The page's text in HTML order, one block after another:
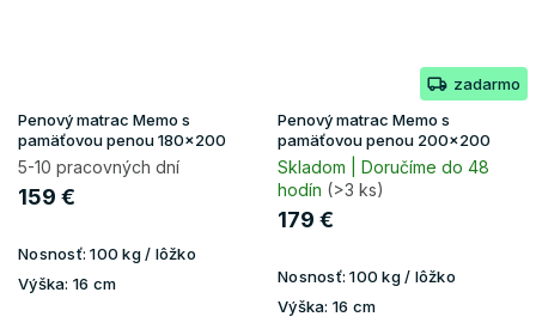
Penový matrac Memo s
pamäťovou penou 180x200
5-10 pracovných dní
159 €
Nosnosť: 100 kg / lôžko
Výška: 16 cm
zadarmo
Penový matrac Memo s
pamäťovou penou 200x200
Skladom | Doručíme do 48
hodín (>3 ks)
179 €
Nosnosť: 100 kg / lôžko
Výška: 16 cm